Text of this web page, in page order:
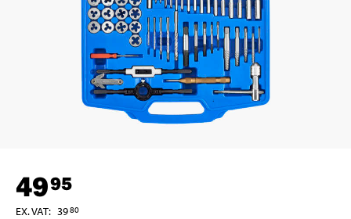
4995
EX. VAT: 3980